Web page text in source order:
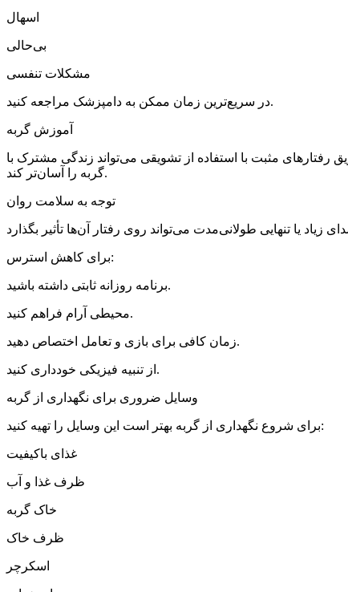
اسهال
بی‌حالی
مشکلات تنفسی
در سریع‌ترین زمان ممکن به دامپزشک مراجعه کنید.
آموزش گربه
رفتارهای مثبت با استفاده از تشویقی می‌تواند زندگی مشترک با
گربه را آسان‌تر کند.
توجه به سلامت روان
برای کاهش استرس:
برنامه روزانه ثابتی داشته باشید.
محیطی آرام فراهم کنید.
زمان کافی برای بازی و تعامل اختصاص دهید.
از تنبیه فیزیکی خودداری کنید.
وسایل ضروری برای نگهداری از گربه
برای شروع نگهداری از گربه بهتر است این وسایل را تهیه کنید:
غذای باکیفیت
ظرف غذا و آب
خاک گربه
ظرف خاک
اسکرچر